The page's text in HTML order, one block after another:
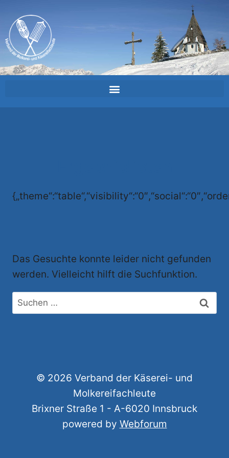
Das Gesuchte konnte leider nicht gefunden
werden. Vielleicht hilft die Suchfunktion.
© 2026 Verband der Käserei- und
Molkereifachleute
Brixner Straße 1 - A-6020 Innsbruck
powered by Webforum